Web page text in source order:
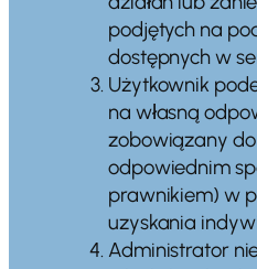
podjętych na
dostępnych w
Użytkownik
na własną
zobowiązany
odpowiednim
prawnikiem) w
uzyskania
Administrator